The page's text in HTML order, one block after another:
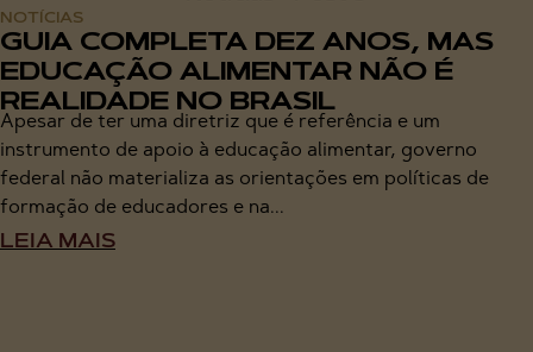
NOTÍCIAS
GUIA COMPLETA DEZ ANOS, MAS
EDUCAÇÃO ALIMENTAR NÃO É
REALIDADE NO BRASIL
Apesar de ter uma diretriz que é referência e um
instrumento de apoio à educação alimentar, governo
federal não materializa as orientações em políticas de
formação de educadores e na...
LEIA MAIS